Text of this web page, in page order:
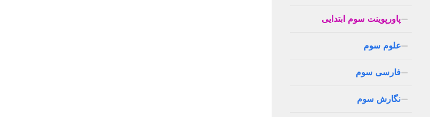
پاورپوینت سوم ابتدایی
علوم سوم
فارسی سوم
نگارش سوم